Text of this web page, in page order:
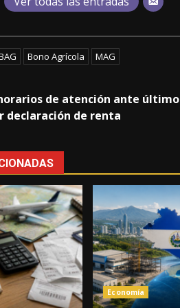
Bono Agrícola MAG
de atención ante último
declaración de renta
Economía